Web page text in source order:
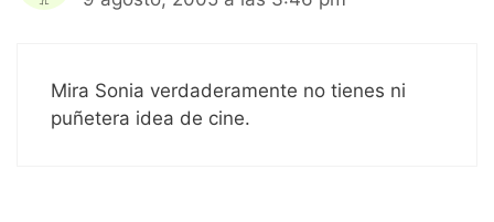
Mira Sonia verdaderamente no tienes ni
puñetera idea de cine.